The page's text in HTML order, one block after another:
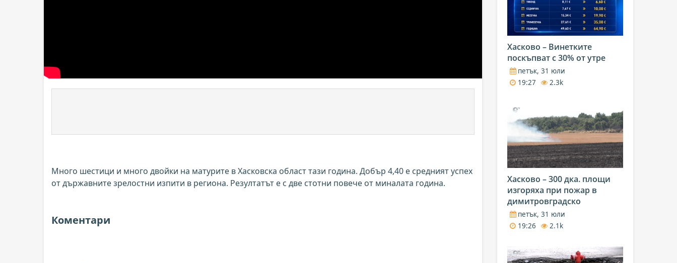
Много шестици и много двойки на матурите в Хасковска област тази година. Добър 4,40 е средният успех
от държавните зрелостни изпити в региона. Резултатът е с две стотни повече от миналата година.
Коментари
Хасково – Винетките
поскъпват с 30% от утре
петък, 31 юли
19:27
2.3k
Хасково – 300 дка. площи
изгоряха при пожар в
димитровградско
петък, 31 юли
19:26
2.1k